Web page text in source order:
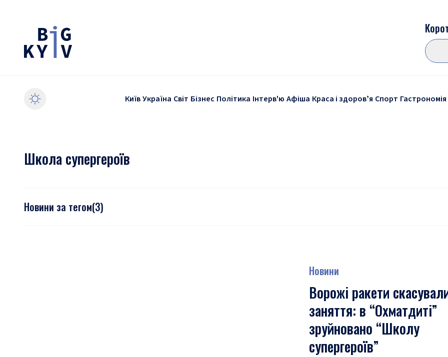
КиївУкраїна Світ Бізнес Політика Інтерв'ю Афіша Краса і здоровʼя Спорт Гастрономія
Школа супергероїв
Новини за тегом(3)
Новини
Ворожі ракети
заняття: в “Охматдиті”
зруйновано “Школу
супергероїв”